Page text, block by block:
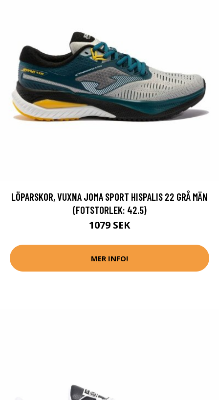
LÖPARSKOR, VUXNA JOMA SPORT HISPALIS 22 GRÅ MÄN
(FOTSTORLEK: 42.5)
1079 SEK
MER INFO!